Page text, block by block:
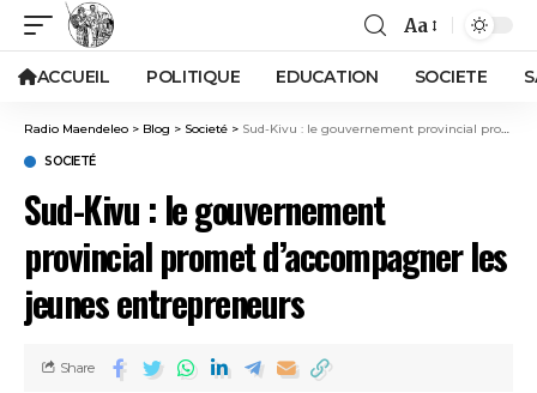
Aa
ACCUEIL POLITIQUE EDUCATION SOCIETE
Radio Maendeleo > Blog > Societé > Sud-Kivu : le gouvernement provincial promet d’accompagner les jeunes entrepreneurs
SOCIETÉ
Sud-Kivu : le gouvernement
provincial promet d’accompagner les
jeunes entrepreneurs
Share